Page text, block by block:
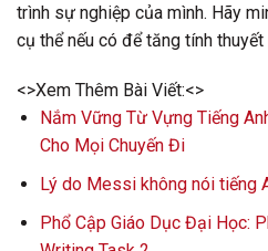
trình sự nghiệp của mình. Hãy
cụ thể nếu có để tăng tính thuyết
<>Xem Thêm Bài Viết:<>
Nắm Vững Từ Vựng Tiếng
Cho Mọi Chuyến Đi
Lý do Messi không nói tiếng
Phổ Cập Giáo Dục Đại Học: